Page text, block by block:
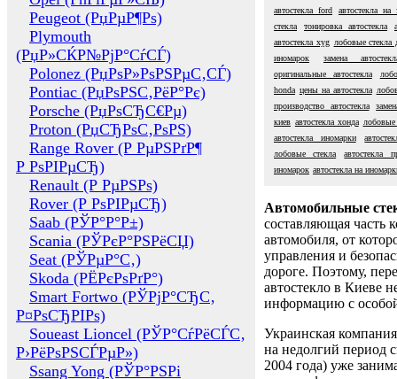
Peugeot (РџРµР¶Рѕ)
Plymouth
(РџР»СЌР№РјР°СѓСЃ)
Polonez (РџРѕР»РѕРЅРµС‚СЃ)
Pontiac (РџРѕРЅС‚РёР°Рє)
Porsche (РџРѕСЂС€Рµ)
Proton (РџСЂРѕС‚РѕРЅ)
Range Rover (Р РµРЅРґР¶
Р РѕРІРµСЂ)
Renault (Р РµРЅРѕ)
Rover (Р РѕРІРµСЂ)
Saab (РЎР°Р°Р±)
Scania (РЎРєР°РЅРёСЏ)
Seat (РЎРµР°С‚)
Skoda (РЁРєРѕРґР°)
Smart Fortwo (РЎРјР°СЂС‚
Р¤РѕСЂРІРѕ)
Soueast Lioncel (РЎР°СѓРёСЃС‚
Р›РёРѕРЅСЃРµР»)
Ssang Yong (РЎР°РЅРі
автостекла ford
автостекла на
стекла
тонировка автостекла
автостекла xyg лобовые стекла
иномарок
замена
оригинальные автостекла
honda цены на автостекла
производство автостекла
киев автостекла хонда лобовые
автостекла иномарки
лобовые стекла
автостекла
иномарок автостекла на
Автомобильные
составляющая часть
автомобиля, от
управления и
дороге. Поэтому,
автостекло в Киеве
информацию с
Украинская
на недолгий период
2004 года) уже